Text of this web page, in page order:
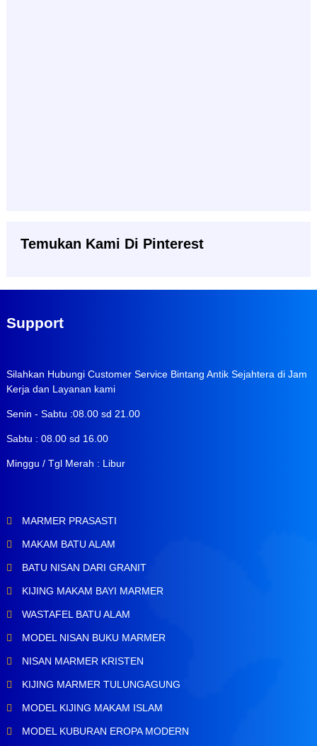
Temukan Kami Di Pinterest
Support
Silahkan Hubungi Customer Service Bintang Antik Sejahtera di Jam
Kerja dan Layanan kami
Senin - Sabtu :08.00 sd 21.00
Sabtu : 08.00 sd 16.00
Minggu / Tgl Merah : Libur
MARMER PRASASTI
MAKAM BATU ALAM
BATU NISAN DARI GRANIT
KIJING MAKAM BAYI MARMER
WASTAFEL BATU ALAM
MODEL NISAN BUKU MARMER
NISAN MARMER KRISTEN
KIJING MARMER TULUNGAGUNG
MODEL KIJING MAKAM ISLAM
MODEL KUBURAN EROPA MODERN